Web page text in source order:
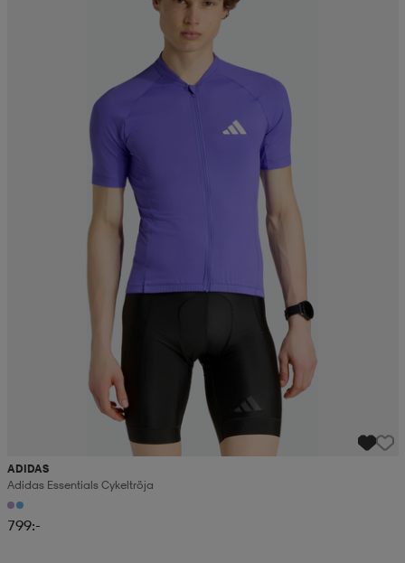
ADIDAS
Adidas Essentials Cykeltröja
799:-